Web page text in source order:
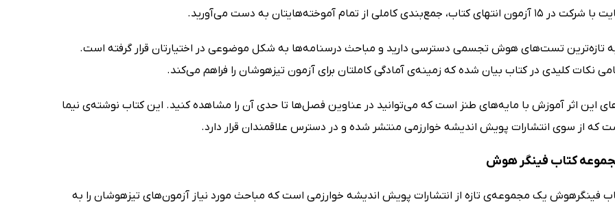
جمع‌بندی کاملی از تمام آموخته‌هایتان به دست می‌آورید.
به تازه‌ترین تست‌های هوش تجسمی دسترسی دارید و مباحث درسنامه‌ها به شکل موضوعی در اختیارتان قرار گرفته است.
نکات کلیدی در کتاب بیان شده که زمینه‌ی آمادگی‌ کاملتان برای آزمون تیزهوشان را فراهم می‌کند.
این اثر آموزش با مایه‌های طنز است که می‌توانید در عناوین فصل‌ها تا حدی آن را مشاهده کنید. این کتاب نوشته‌ی نیما
که از سوی انتشارات پویش اندیشه خوارزمی منتشر شده و در دسترس علاقمندان قرار دارد.
کتاب فینگر هوش
فینگرهوش یک مجموعه‌ی تازه از انتشارات پویش اندیشه خوارزمی است که مباحث مورد نیاز آزمون‌های تیزهوشان را به